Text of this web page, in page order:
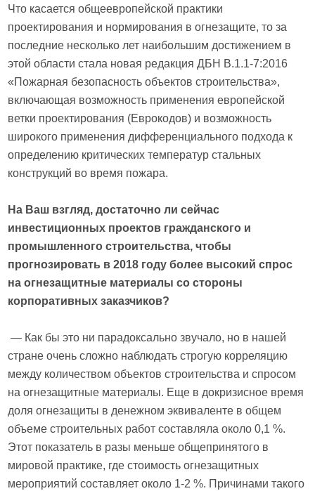
Что касается общеевропейской практики
проектирования и нормирования в огнезащите, то за
последние несколько лет наибольшим достижением в
этой области стала новая редакция ДБН В.1.1-7:2016
«Пожарная безопасность объектов строительства»,
включающая возможность применения европейской
ветки проектирования (Еврокодов) и возможность
широкого применения дифференциального подхода к
определению критических температур стальных
конструкций во время пожара.
На Ваш взгляд, достаточно ли сейчас
инвестиционных проектов гражданского и
промышленного строительства, чтобы
прогнозировать в 2018 году более высокий спрос
на огнезащитные материалы со стороны
корпоративных заказчиков?
— Как бы это ни парадоксально звучало, но в нашей
стране очень сложно наблюдать строгую корреляцию
между количеством объектов строительства и спросом
на огнезащитные материалы. Еще в докризисное время
доля огнезащиты в денежном эквиваленте в общем
объеме строительных работ составляла около 0,1 %.
Этот показатель в разы меньше общепринятого в
мировой практике, где стоимость огнезащитных
мероприятий составляет около 1-2 %. Причинами такого